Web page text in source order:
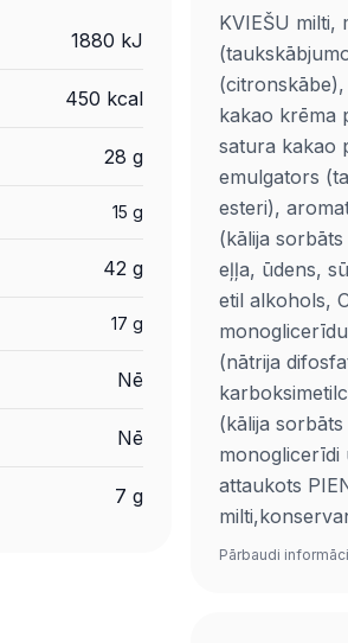
1880 kJ
450 kcal
28 g
15 g
42 g
17 g
Nē
Nē
7 g
KVIEŠU milti,
kakao krēma
satura kakao
emulgators
esteri),
(kālija
eļļa, ūdens,
etil alkohols,
(nātrija
(kālija
attaukots
Pārbaudi